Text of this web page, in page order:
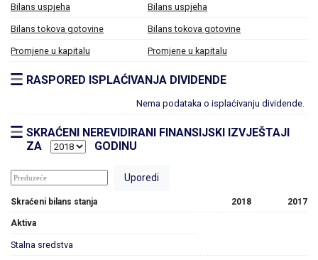
Bilans uspjeha Bilans uspjeha
Bilans tokova gotovine Bilans tokova gotovine
Promjene u kapitalu Promjene u kapitalu
RASPORED ISPLAĆIVANJA DIVIDENDE
Nema podataka o isplaćivanju dividende.
SKRAĆENI NEREVIDIRANI FINANSIJSKI IZVJEŠTAJI
ZA
GODINU
Skraćeni bilans stanja 2018 2017
Aktiva
Stalna sredstva